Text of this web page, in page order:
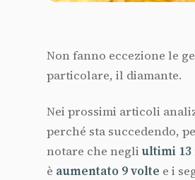
Non fanno eccezione le
particolare, il diamante.
Nei prossimi articoli
perché sta succedendo,
notare che negli ultimi 13
è aumentato 9 volte e i